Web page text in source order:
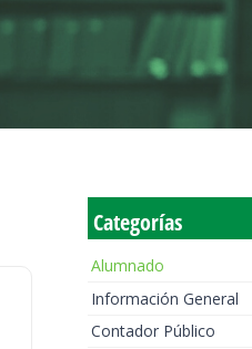
Categorías
Alumnado
Información General
Contador Público